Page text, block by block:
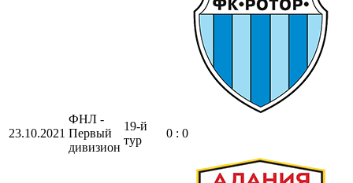
23.10.2021
ФНЛ -
Первый
дивизион
19-й
тур
0 : 0